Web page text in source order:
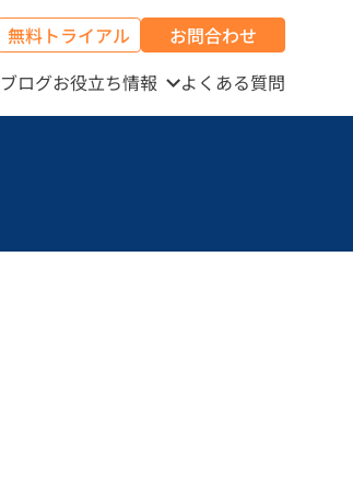
無料トライアル
お問合わせ
ブログお役立ち情報 よくある質問